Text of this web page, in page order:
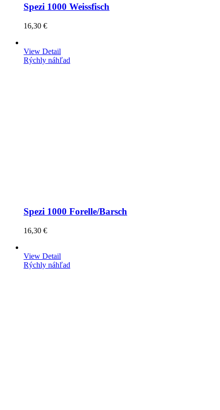
Spezi 1000 Weissfisch
16,30 €
View Detail
Rýchly náhľad
Spezi 1000 Forelle/Barsch
16,30 €
View Detail
Rýchly náhľad